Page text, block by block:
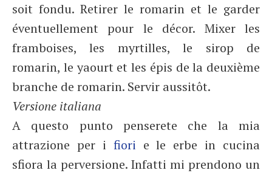
soit fondu. Retirer le romarin et le garder
éventuellement pour le décor. Mixer les
framboises, les myrtilles, le sirop de
romarin, le yaourt et les épis de la deuxième
branche de romarin. Servir aussitôt.
Versione italiana
A questo punto penserete che la mia
attrazione per i fiori e le erbe in cucina
sfiora la perversione. Infatti mi prendono un